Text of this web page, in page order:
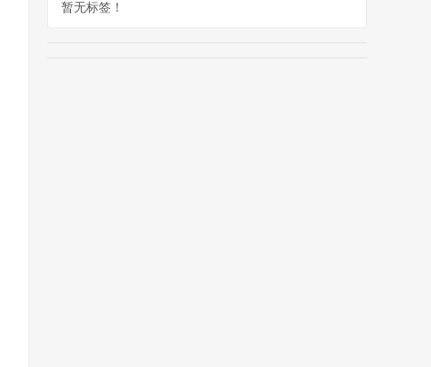
暂无标签！